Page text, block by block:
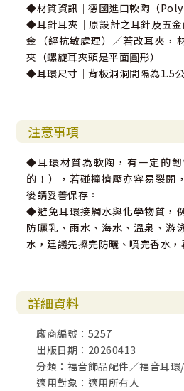
◆材質資訊｜德國進口軟陶（
◆耳針耳夾｜原設計之耳針及五
金（經抗敏處理）／若改耳夾，
夾（螺旋耳夾頭是平面圓形）
◆耳環尺寸｜背板洞洞間隔為1.5
注意事項
◆耳環材質為軟陶，有一定的
的！），若碰撞擠壓亦容易裂開
後請妥善保存。
◆避免耳環接觸水與化學物質，
防曬乳、雨水、海水、溫泉、游
水，建議先擦完防曬、噴完香水，
詳細資料
廠商編號：5257
出版日期：20260413
分類：福音飾品配件／福音耳環
適用對象：適用所有人